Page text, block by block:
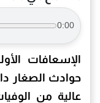
0:00
الإسعافات
حوادث الصغار
عالية من